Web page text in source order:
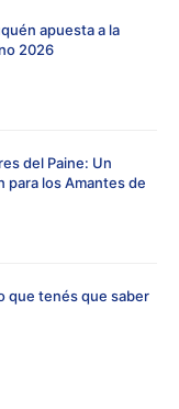
apuesta a la
2026
del Paine: Un
para los Amantes de
que tenés que saber